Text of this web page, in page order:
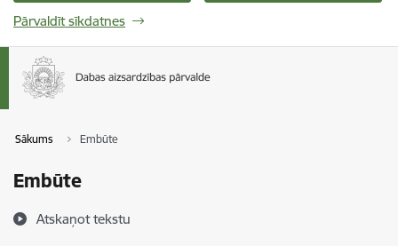
Pārvaldīt sīkdatnes
Sākums Embūte
Embūte
Atskaņot tekstu